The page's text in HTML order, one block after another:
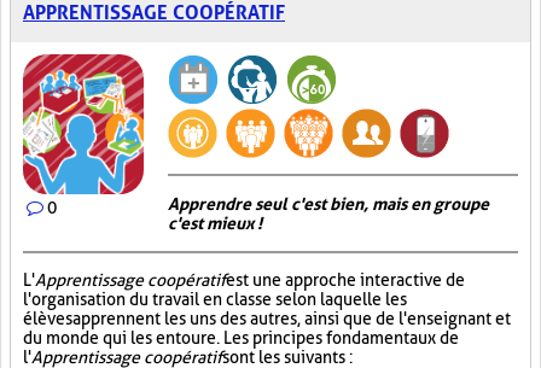
APPRENTISSAGE COOPÉRATIF
0
Apprendre seul c'est bien, mais en groupe
c'est mieux !
L'Apprentissage coopératifest une approche interactive de
l'organisation du travail en classe selon laquelle les
élèves apprennent les uns des autres, ainsi que de l'enseignant et
du monde qui les entoure. Les principes fondamentaux de
l'Apprentissage coopératifsont les suivants :